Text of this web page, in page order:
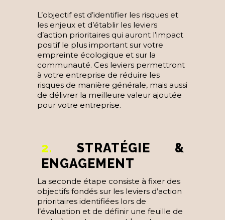
L’objectif est d’identifier les risques et
les enjeux et d’établir les leviers
d’action prioritaires qui auront l’impact
positif le plus important sur votre
empreinte écologique et sur la
communauté. Ces leviers permettront
à votre entreprise de réduire les
risques de manière générale, mais aussi
de délivrer la meilleure valeur ajoutée
pour votre entreprise.
2. STRATÉGIE &
ENGAGEMENT
La seconde étape consiste à fixer des
objectifs fondés sur les leviers d’action
prioritaires identifiées lors de
l’évaluation et de définir une feuille de